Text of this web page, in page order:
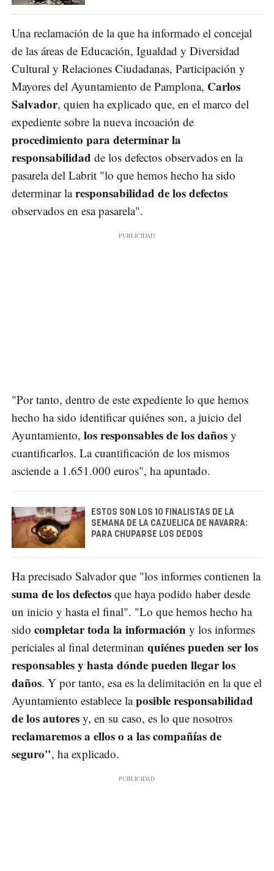
Una reclamación de la que ha informado el concejal
de las áreas de Educación, Igualdad y Diversidad
Cultural y Relaciones Ciudadanas, Participación y
Mayores del Ayuntamiento de Pamplona, Carlos
Salvador, quien ha explicado que, en el marco del
expediente sobre la nueva incoación de
procedimiento para determinar la
responsabilidad de los defectos observados en la
pasarela del Labrit "lo que hemos hecho ha sido
determinar laresponsabilidad de los defectos
observados en esa pasarela".
"Por tanto, dentro de este expediente lo que hemos
hecho ha sido identificar quiénes son, a juicio del
Ayuntamiento, los responsables de los daños y
cuantificarlos. La cuantificación de los mismos
asciende a 1.651.000 euros", ha apuntado.
ESTOS SON LOS 10 FINALISTAS DE LA
SEMANA DE LA CAZUELICA DE NAVARRA:
PARA CHUPARSE LOS DEDOS
Ha precisado Salvador que "los informes contienen la
suma de los defectos que haya podido haber desde
un inicio y hasta el final". "Lo que hemos hecho ha
sido completar toda la información y los informes
periciales al final determinan quiénes pueden ser los
responsables y hasta dónde pueden llegar los
daños. Y por tanto, esa es la delimitación en la que el
Ayuntamiento establece laposible responsabilidad
de los autores y, en su caso, es lo que nosotros
reclamaremos a ellos o a las compañías de
seguro", ha explicado.